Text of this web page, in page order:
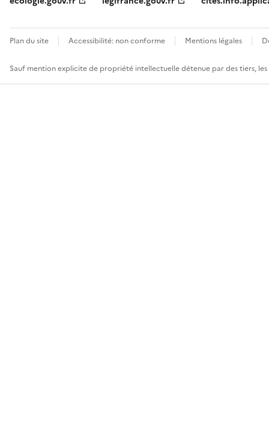
Plan du site Accessibilité: non conforme Mentions légales
Sauf mention explicite de propriété intellectuelle détenue par des tiers,